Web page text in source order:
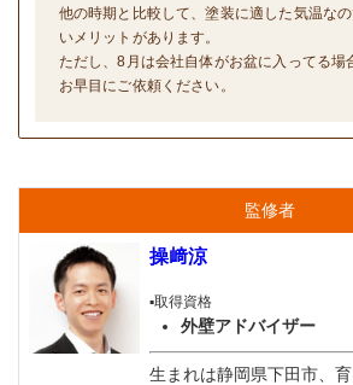
他の時期と比較して、塗装に適した気温な
いメリットがあります。
ただし、8月は会社自体がお盆に入ってる場
お早目にご依頼ください。
監修者
操﨑涼
▪️取得資格
外壁アドバイザー
生まれは静岡県下田市、